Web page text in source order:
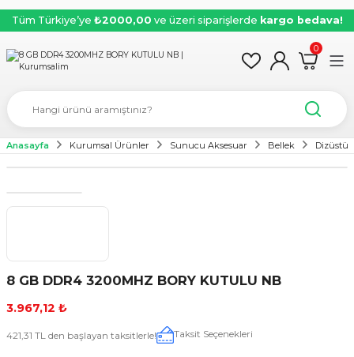
Tüm Türkiye’ye ₺2000,00 ve üzeri siparişlerde kargo bedava!
0
Anasayfa Kurumsal Ürünler Sunucu Aksesuar Bellek Dizüstü
8 GB DDR4 3200MHZ BORY KUTULU NB
3.967,12 ₺
421,31 TL den başlayan taksitlerle! Taksit Seçenekleri